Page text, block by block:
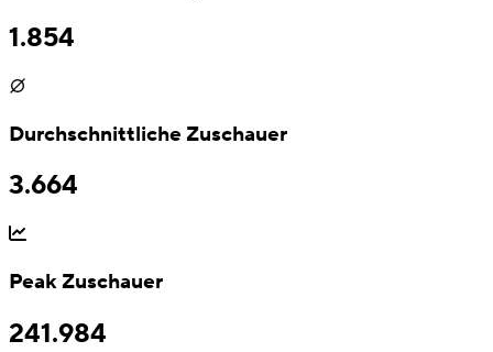
1.854
Durchschnittliche Zuschauer
3.664
Peak Zuschauer
241.984